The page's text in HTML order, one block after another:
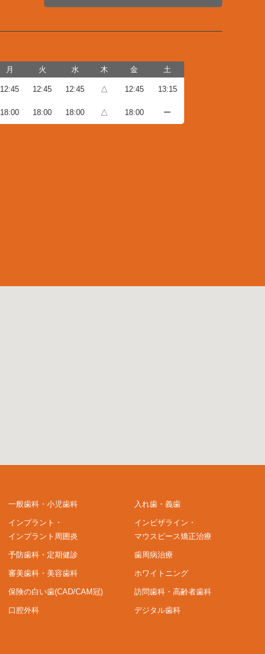
月 火 水 木 金 土
12:45 12:45 12:45 △ 12:45 13:15
18:00 18:00 18:00 △ 18:00 ー
一般歯科・小児歯科
インプラント・
インプラント周囲炎
予防歯科・定期健診
審美歯科・美容歯科
保険の白い歯(CAD/CAM冠)
口腔外科
入れ歯・義歯
インビザライン・
マウスピース矯正治療
歯周病治療
ホワイトニング
訪問歯科・高齢者歯科
デジタル歯科